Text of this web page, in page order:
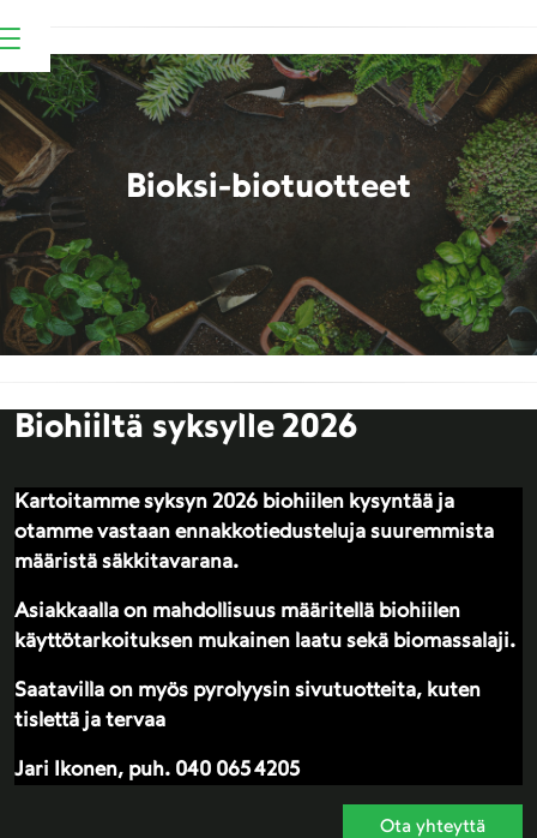
Bioksi-biotuotteet
Biohiiltä syksylle 2026
Kartoitamme syksyn 2026 biohiilen kysyntää ja
otamme vastaan ennakkotiedusteluja suuremmista
määristä säkkitavarana.
Asiakkaalla on mahdollisuus määritellä biohiilen
käyttötarkoituksen mukainen laatu sekä biomassalaji.
Saatavilla on myös pyrolyysin sivutuotteita, kuten
tislettä ja tervaa
Jari Ikonen, puh. 040 065 4205
Ota yhteyttä